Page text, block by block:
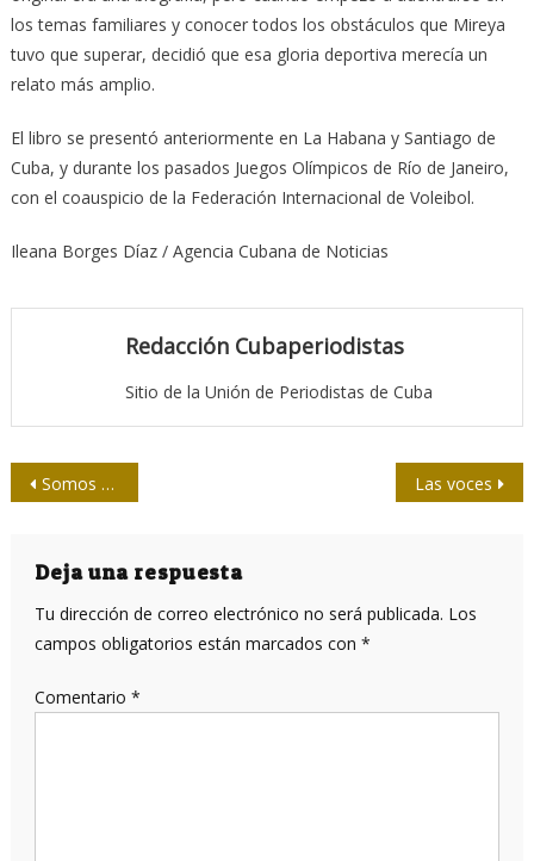
los temas familiares y conocer todos los obstáculos que Mireya
tuvo que superar, decidió que esa gloria deportiva merecía un
relato más amplio.
El libro se presentó anteriormente en La Habana y Santiago de
Cuba, y durante los pasados Juegos Olímpicos de Río de Janeiro,
con el coauspicio de la Federación Internacional de Voleibol.
Ileana Borges Díaz / Agencia Cubana de Noticias
Redacción Cubaperiodistas
Sitio de la Unión de Periodistas de Cuba
Navegación
entradas
Somos actores del cambio en la prensa cubana Las voces
Deja una respuesta
Tu dirección de correo electrónico no será publicada. Los
campos obligatorios están marcados con *
Comentario *